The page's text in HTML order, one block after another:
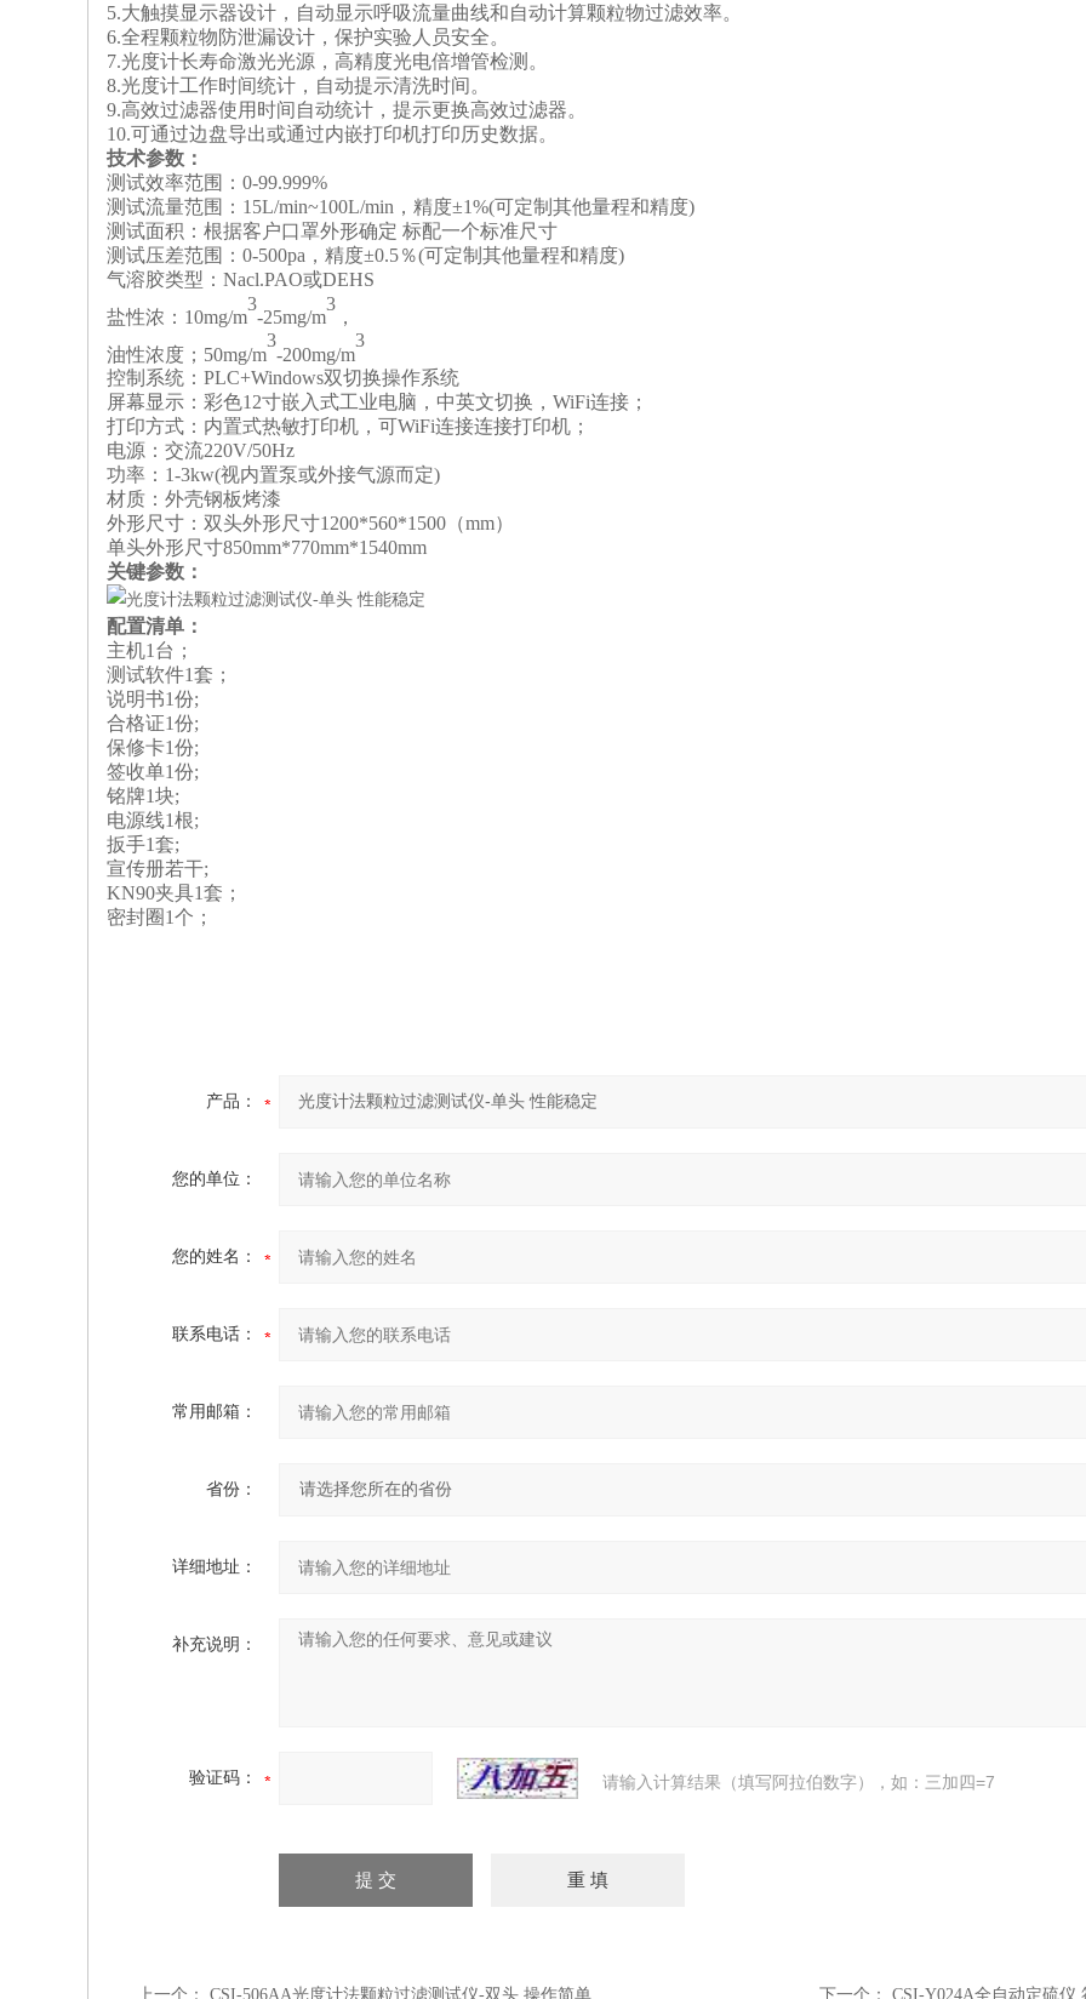
5.大触摸显示器设计，自动显示呼吸流量曲线和自动计算颗粒物过滤效率。
6.全程颗粒物防泄漏设计，保护实验人员安全。
7.光度计长寿命激光光源，高精度光电倍增管检测。
8.光度计工作时间统计，自动提示清洗时间。
9.高效过滤器使用时间自动统计，提示更换高效过滤器。
10.可通过边盘导出或通过内嵌打印机打印历史数据。
技术参数：
测试效率范围：0-99.999%
测试流量范围：15L/min~100L/min，精度±1%(可定制其他量程和精度)
测试面积：根据客户口罩外形确定 标配一个标准尺寸
测试压差范围：0-500pa，精度±0.5％(可定制其他量程和精度)
气溶胶类型：Nacl.PAO或DEHS
盐性浓：10mg/m
3
-25mg/m
3
，
油性浓度；50mg/m
3
-200mg/m
3
控制系统：PLC+Windows双切换操作系统
屏幕显示：彩色12寸嵌入式工业电脑，中英文切换，WiFi连接；
打印方式：内置式热敏打印机，可WiFi连接连接打印机；
电源：交流220V/50Hz
功率：1-3kw(视内置泵或外接气源而定)
材质：外壳钢板烤漆
外形尺寸：双头外形尺寸1200*560*1500（mm）
单头外形尺寸850mm*770mm*1540mm
关键参数：
配置清单：
主机1台；
测试软件1套；
说明书1份;
合格证1份;
保修卡1份;
签收单1份;
铭牌1块;
电源线1根;
扳手1套;
宣传册若干;
KN90夹具1套；
密封圈1个；
产品：
您的单位：
您的姓名：
联系电话：
常用邮箱：
省份：
详细地址：
补充说明：
验证码： 请输入计算结果（填写阿拉伯数字），如：三加四=7
上一个： CSI-506AA光度计法颗粒过滤测试仪-双头 操作简单 下一个： CSI-Y024A全自动定硫仪